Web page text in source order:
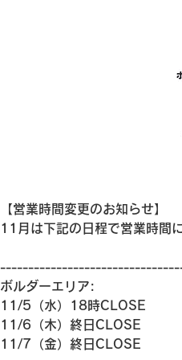
【営業時間変更のお知らせ】
11月は下記の日程で営業時間
ボルダーエリア:
11/5（水）18時CLOSE
11/6（木）終日CLOSE
11/7（金）終日CLOSE